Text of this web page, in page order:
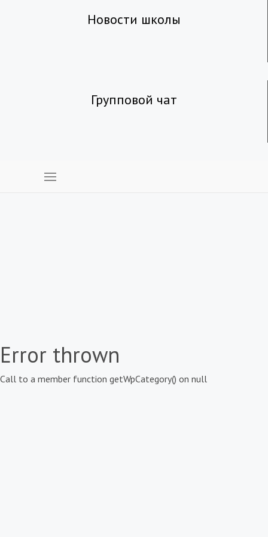
Новости школы
Групповой чат
Error thrown
Call to a member function getWpCategory() on null